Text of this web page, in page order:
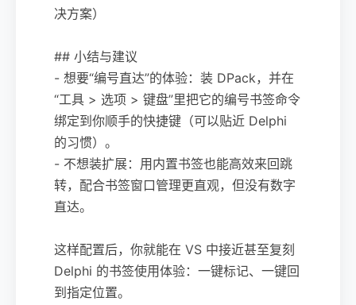
决方案）
## 小结与建议
- 想要“编号直达”的体验：装 DPack，并在
“工具 > 选项 > 键盘”里把它的编号书签命令
绑定到你顺手的快捷键（可以贴近 Delphi
的习惯）。
- 不想装扩展：用内置书签也能高效来回跳
转，配合书签窗口管理更直观，但没有数字
直达。
这样配置后，你就能在 VS 中接近甚至复刻
Delphi 的书签使用体验：一键标记、一键回
到指定位置。